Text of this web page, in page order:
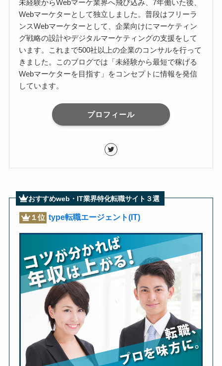
未経験からWebマーケ業界へ飛び込み、7年働いた後、
Webマーケターとして独立しました。普段はフリーラ
ンスWebマーケターとして、企業向けにマーケティン
グ戦略の設計やデジタルマーケティングの支援をして
います。これまで500社以上の企業のコンサルを行って
きました。このブログでは「未経験から最短で稼げる
Webマーケターを目指す」をコンセプトに情報を発信
しています。
プロフィール
おすすめweb・IT業界特化転職サイト３選
１位 type転職エージェント(IT)